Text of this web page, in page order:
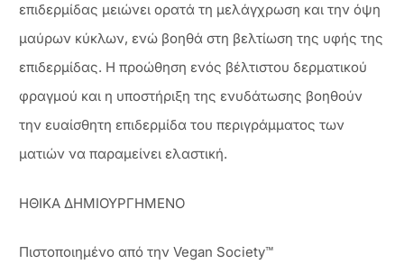
επιδερμίδας μειώνει ορατά τη μελάγχρωση και την όψη
μαύρων κύκλων, ενώ βοηθά στη βελτίωση της υφής της
επιδερμίδας. Η προώθηση ενός βέλτιστου δερματικού
φραγμού και η υποστήριξη της ενυδάτωσης βοηθούν
την ευαίσθητη επιδερμίδα του περιγράμματος των
ματιών να παραμείνει ελαστική.
ΗΘΙΚΑ ΔΗΜΙΟΥΡΓΗΜΕΝΟ
Πιστοποιημένο από την Vegan Society™